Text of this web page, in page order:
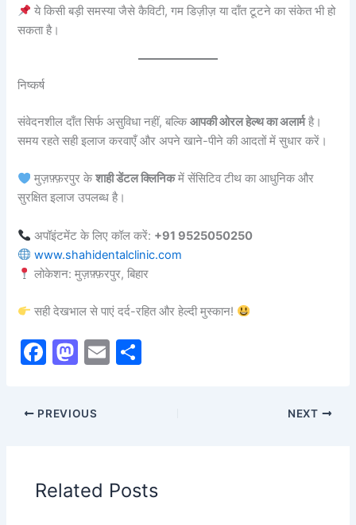
ये किसी बड़ी समस्या जैसे कैविटी, गम डिज़ीज़ या दाँत टूटने का संकेत भी हो
सकता है।
निष्कर्ष
संवेदनशील दाँत सिर्फ असुविधा नहीं, बल्किआपकी ओरल हेल्थ का अलार्महै।
समय रहते सही इलाज करवाएँ और अपने खाने-पीने की आदतों में सुधार करें।
मुज़फ़्फ़रपुर केशाही डेंटल क्लिनिकमें सेंसिटिव टीथ का आधुनिक और
सुरक्षित इलाज उपलब्ध है।
अपॉइंटमेंट के लिए कॉल करें: +91 9525050250
www.shahidentalclinic.com
लोकेशन: मुज़फ़्फ़रपुर, बिहार
सही देखभाल से पाएं दर्द-रहित और हेल्दी मुस्कान!
F
c
o
o
M
st
o
o
n
E
PREVIOUS NEXT
Related Posts